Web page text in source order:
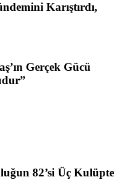
Karıştırdı,
Gerçek Gücü
82’si Üç Kulüpte